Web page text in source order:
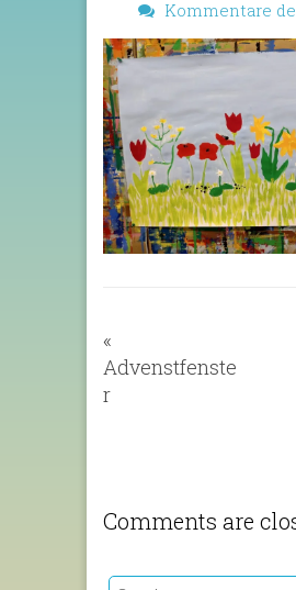
Kommentare
«
Advenstfenste
r
Comments are